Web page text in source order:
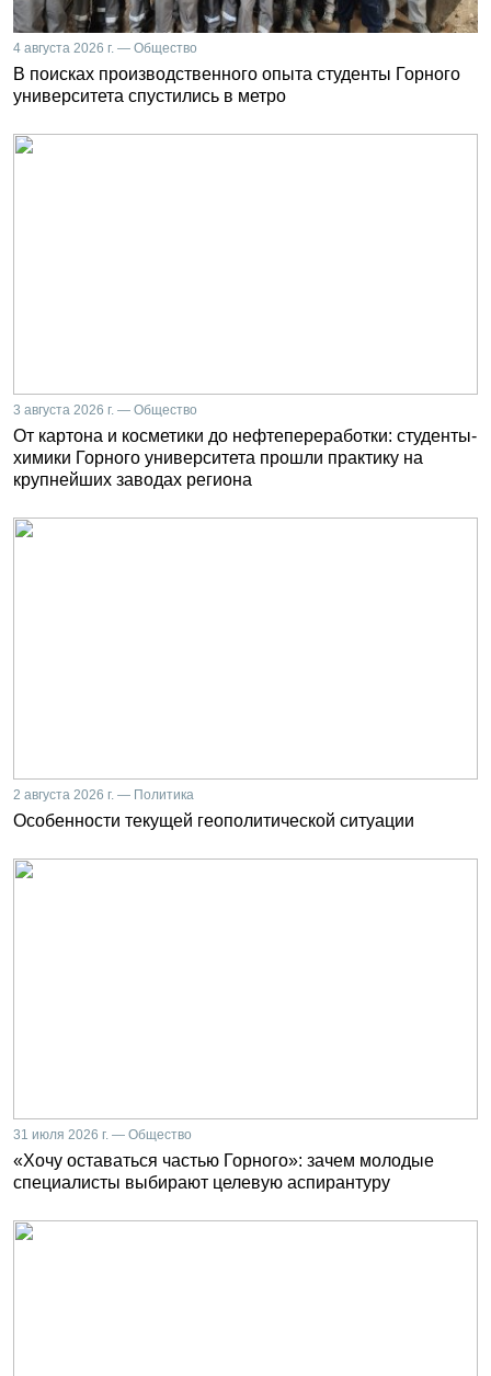
4 августа 2026 г. — Общество
В поисках производственного опыта студенты Горного
университета спустились в метро
3 августа 2026 г. — Общество
От картона и косметики до нефтепереработки: студенты-
химики Горного университета прошли практику на
крупнейших заводах региона
2 августа 2026 г. — Политика
Особенности текущей геополитической ситуации
31 июля 2026 г. — Общество
«Хочу оставаться частью Горного»: зачем молодые
специалисты выбирают целевую аспирантуру